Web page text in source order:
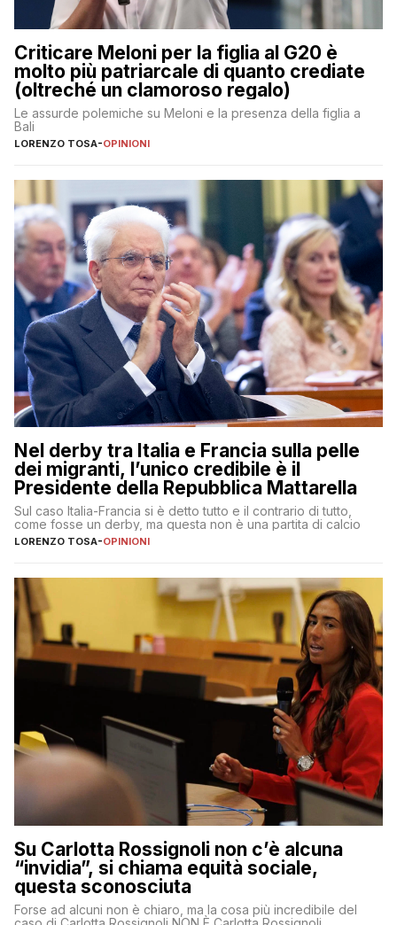
Criticare Meloni per la figlia al G20 è
molto più patriarcale di quanto crediate
(oltreché un clamoroso regalo)
Le assurde polemiche su Meloni e la presenza della figlia a
Bali
LORENZO TOSA-OPINIONI
Nel derby tra Italia e Francia sulla pelle
dei migranti, l’unico credibile è il
Presidente della Repubblica Mattarella
Sul caso Italia-Francia si è detto tutto e il contrario di tutto,
come fosse un derby, ma questa non è una partita di calcio
LORENZO TOSA-OPINIONI
Su Carlotta Rossignoli non c’è alcuna
“invidia”, si chiama equità sociale,
questa sconosciuta
Forse ad alcuni non è chiaro, ma la cosa più incredibile del